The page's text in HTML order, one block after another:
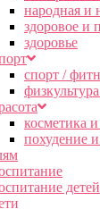
народная и
здоровое и
здоровье
спорт /
косметика
похудение
детей